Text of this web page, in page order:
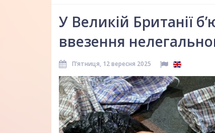
У Великій Британії
ввезення
Пʼятниця, 12 вересня 2025